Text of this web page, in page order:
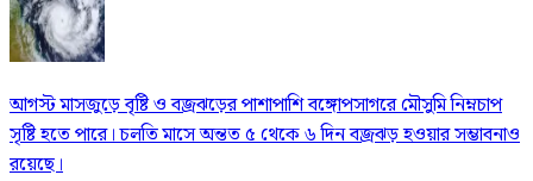
আগস্ট মাসজুড়ে বৃষ্টি ও বজ্রঝড়ের পাশাপাশি বঙ্গোপসাগরে মৌসুমি নিম্নচাপ
সৃষ্টি হতে পারে। চলতি মাসে অন্তত ৫ থেকে ৬ দিন বজ্রঝড় হওয়ার সম্ভাবনাও
রয়েছে।